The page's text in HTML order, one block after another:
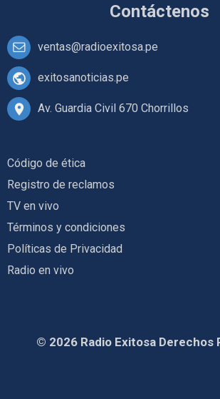
Contáctenos
ventas@radioexitosa.pe
exitosanoticias.pe
Av. Guardia Civil 670 Chorrillos
Código de ética
Registro de reclamos
TV en vivo
Términos y condiciones
Políticas de Privacidad
Radio en vivo
© 2026 Radio Exitosa Derechos